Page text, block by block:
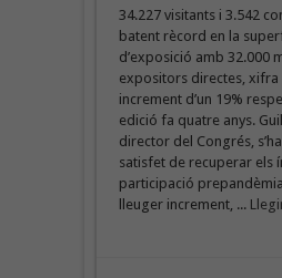
34.227 visitants i 3.542
batent rècord en la
d’exposició amb 32.000
expositors directes, xifra
increment d’un 19%
edició fa quatre anys.
director del Congrés,
satisfet de recuperar els
participació
lleuger increment, ...